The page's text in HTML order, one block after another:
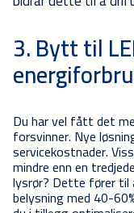
3. Bytt til
Du har vel fått det
forsvinner. Nye
servicekostnader.
mindre enn en
lysrør? Dette fører til
belysning med 40-